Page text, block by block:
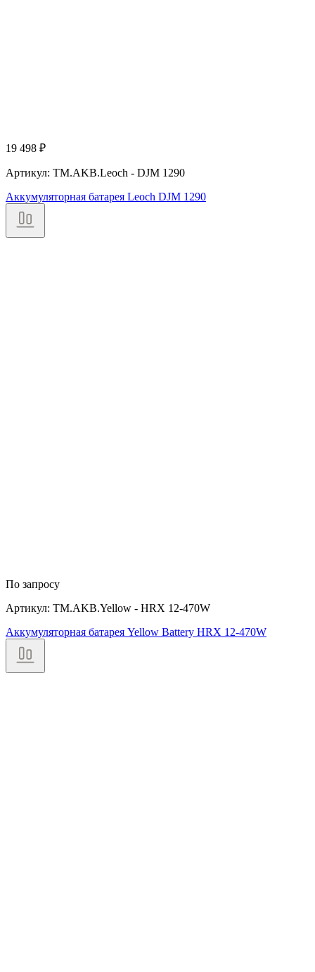
19 498 ₽
Артикул: TM.AKB.Leoch - DJM 1290
Аккумуляторная батарея Leoch DJM 1290
По запросу
Артикул: TM.AKB.Yellow - HRX 12-470W
Аккумуляторная батарея Yellow Battery HRX 12-470W